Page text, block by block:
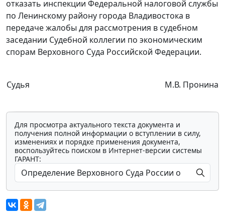
отказать инспекции Федеральной налоговой службы
по Ленинскому району города Владивостока в
передаче жалобы для рассмотрения в судебном
заседании Судебной коллегии по экономическим
спорам Верховного Суда Российской Федерации.
Судья М.В. Пронина
Для просмотра актуального текста документа и
получения полной информации о вступлении в силу,
изменениях и порядке применения документа,
воспользуйтесь поиском в Интернет-версии системы
ГАРАНТ: